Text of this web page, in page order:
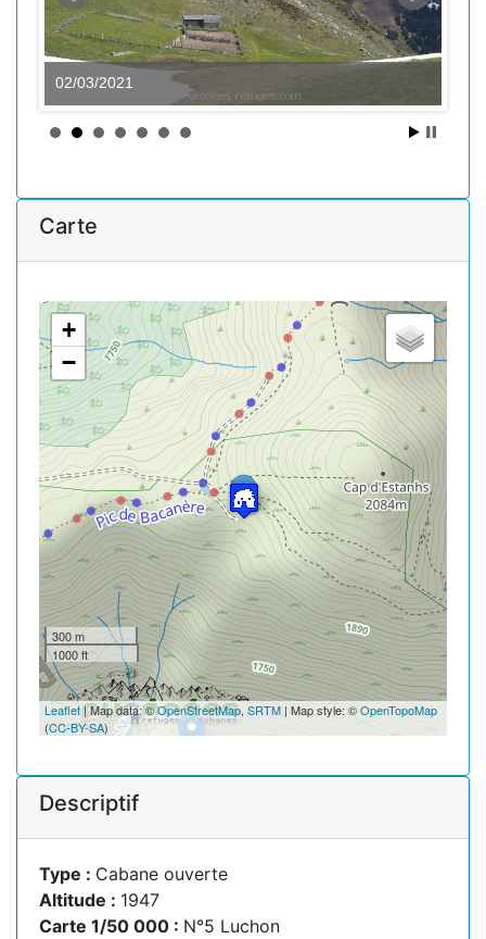
02/03/2021
Carte
+
−
300 m
1000 ft
Leaflet| Map data: ©OpenStreetMap, SRTM | Map style: ©OpenTopoMap
(CC-BY-SA)
Descriptif
Type : Cabane ouverte
Altitude : 1947
Carte 1/50 000 : N°5 Luchon